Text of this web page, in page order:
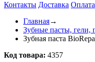
Контакты Доставка Оплата
Главная→
Зубные пасты, гели,
Зубная паста
Код товара: 4357